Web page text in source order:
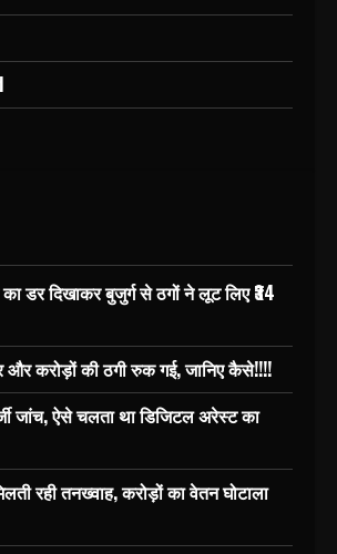
का डर दिखाकर बुजुर्ग से ठगों ने लूट लिए ₹34
करोड़ों की ठगी रुक गई, जानिए कैसे!!!!
जांच, ऐसे चलता था डिजिटल अरेस्ट का
रही तनख्वाह, करोड़ों का वेतन घोटाला